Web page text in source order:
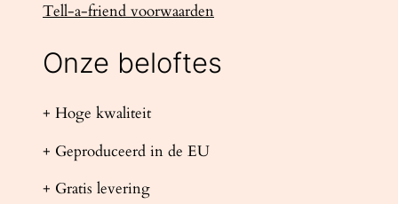
Tell-a-friend voorwaarden
Onze beloftes
+ Hoge kwaliteit
+ Geproduceerd in de EU
+ Gratis levering